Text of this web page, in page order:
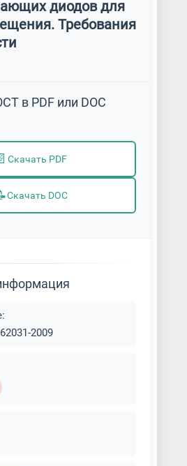
диодов для
Требования
в PDF или DOC
Скачать PDF
Скачать DOC
2009